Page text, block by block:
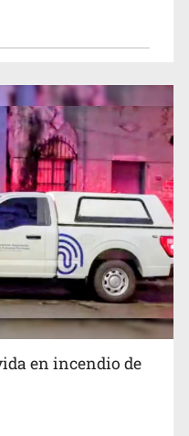
Ángel Aguirre
de paquetes
en incendio de